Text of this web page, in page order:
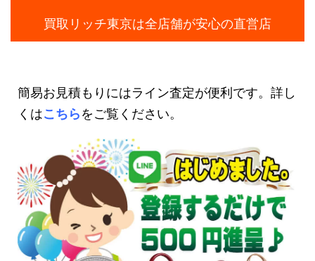
買取リッチ東京は全店舗が安心の直営店
簡易お見積もりにはライン査定が便利です。詳し
くはこちらをご覧ください。